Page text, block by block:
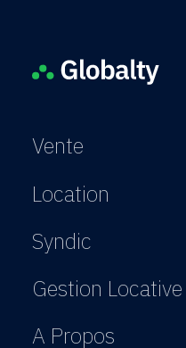
Vente
Location
Syndic
Gestion Locative
A Propos